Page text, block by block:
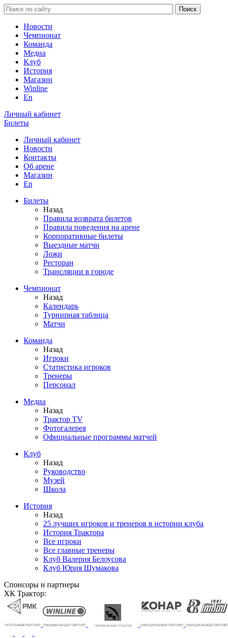
Новости
Чемпионат
Команда
Медиа
Клуб
История
Магазин
Winline
En
Личный кабинет
Билеты
Личный кабинет
Новости
Контакты
Об арене
Магазин
En
Билеты
Назад
Правила возврата билетов
Правила поведения на арене
Корпоративные билеты
Выездные матчи
Ложи
Ресторан
Трансляции в городе
Чемпионат
Назад
Календарь
Турнирная таблица
Матчи
Команда
Назад
Игроки
Статистика игроков
Тренеры
Персонал
Медиа
Назад
Трактор TV
Фотогалерея
Официальные программы матчей
Клуб
Назад
Руководство
Музей
Школа
История
Назад
25 лучших игроков и тренеров в истории клуба
История Трактора
Все игроки
Все главные тренеры
Клуб Валерия Белоусова
Клуб Юрия Шумакова
Спонсоры и партнеры
ХК Трактор: